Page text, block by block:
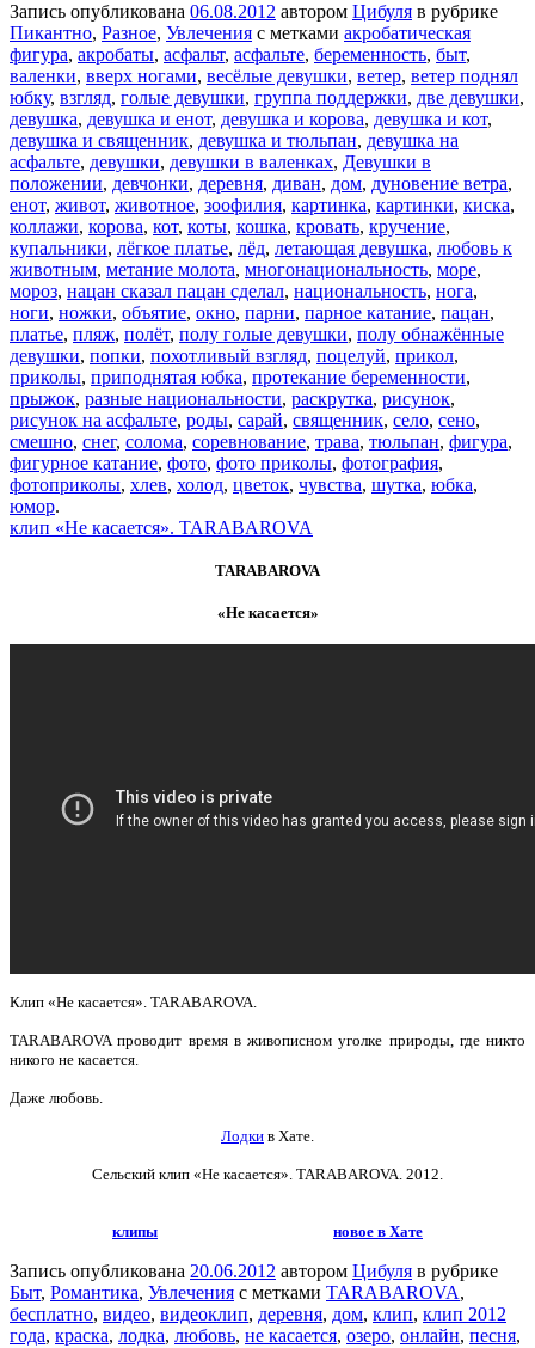
Запись опубликована 06.08.2012 автором Цибуля в рубрике
Пикантно, Разное, Увлечения с метками акробатическая
фигура, акробаты, асфальт, асфальте, беременность, быт,
валенки, вверх ногами, весёлые девушки, ветер, ветер поднял
юбку, взгляд, голые девушки, группа поддержки, две девушки,
девушка, девушка и енот, девушка и корова, девушка и кот,
девушка и священник, девушка и тюльпан, девушка на
асфальте, девушки, девушки в валенках, Девушки в
положении, девчонки, деревня, диван, дом, дуновение ветра,
енот, живот, животное, зоофилия, картинка, картинки, киска,
коллажи, корова, кот, коты, кошка, кровать, кручение,
купальники, лёгкое платье, лёд, летающая девушка, любовь к
животным, метание молота, многонациональность, море,
мороз, нацан сказал пацан сделал, национальность, нога,
ноги, ножки, объятие, окно, парни, парное катание, пацан,
платье, пляж, полёт, полу голые девушки, полу обнажённые
девушки, попки, похотливый взгляд, поцелуй, прикол,
приколы, приподнятая юбка, протекание беременности,
прыжок, разные национальности, раскрутка, рисунок,
рисунок на асфальте, роды, сарай, священник, село, сено,
смешно, снег, солома, соревнование, трава, тюльпан, фигура,
фигурное катание, фото, фото приколы, фотография,
фотоприколы, хлев, холод, цветок, чувства, шутка, юбка,
юмор.
клип «Не касается». TARABAROVA
TARABAROVA
«Не касается»
Клип «Не касается». TARABAROVA.
TARABAROVA проводит время в живописном уголке природы, где никто
никого не касается.
Даже любовь.
Лодки в Хате.
Сельский клип «Не касается». TARABAROVA. 2012.
клипы новое в Хате
Запись опубликована 20.06.2012 автором Цибуля в рубрике
Быт, Романтика, Увлечения с метками TARABAROVA,
бесплатно, видео, видеоклип, деревня, дом, клип, клип 2012
года, краска, лодка, любовь, не касается, озеро, онлайн, песня,